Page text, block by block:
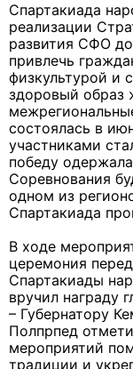
Спартакиада
реализации
развития СФО
привлечь
физкультурой и
здоровый образ
состоялась в
участниками
победу
Соревнования
одном из
Спартакиада
В ходе
церемония
Спартакиады
вручил награду
– Губернатору
Полпрпед
мероприятий
традиции и